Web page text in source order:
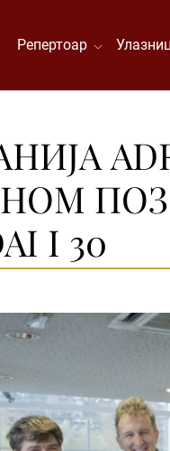
Репертоар
I 30